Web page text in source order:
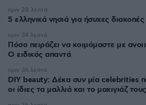
5 ελληνικά νησιά για ήσυχες διακοπές
πριν 28 λεπτά
Πόσο πειράζει να κοιμόμαστε με
Ο ειδικός απαντά
πριν 34 λεπτά
DIY beauty: Δέκα συν μία celebrities
οι ίδιες τα μαλλιά και το μακιγιάζ τους
πριν 36 λεπτά